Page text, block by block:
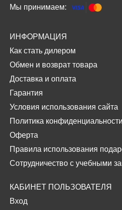
Мы принимаем:
ИНФОРМАЦИЯ
Как стать дилером
Обмен и возврат товара
Доставка и оплата
Гарантия
Условия использования сайта
Политика конфиденциальности
Оферта
Правила использования
Сотрудничество с учебными
КАБИНЕТ ПОЛЬЗОВАТЕЛЯ
Вход